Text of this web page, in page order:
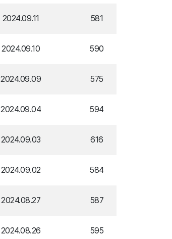
2024.09.11 581
2024.09.10 590
2024.09.09 575
2024.09.04 594
2024.09.03 616
2024.09.02 584
2024.08.27 587
2024.08.26 595